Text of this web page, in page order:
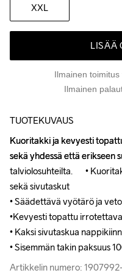
XXL
LISÄÄ
Ilmainen
Ilmainen
TUOTEKUVAUS
Kuoritakki ja kevyesti
sekä yhdessä että erikseen
talviolosuhteilta.       •
sekä sivutaskut
• Säädettävä vyötärö ja
•Kevyesti topattu
• Kaksi sivutaskua
• Sisemmän takin paksuus
Artikkelin numero:
Kuoritakki ja kevyesti
sekä yhdessä että erikseen
talviolosuhteilta.       •
sekä sivutaskut
• Säädettävä vyötärö ja
•Kevyesti topattu
• Kaksi sivutaskua
• Sisemmän takin paksuus
Artikkelin numero: